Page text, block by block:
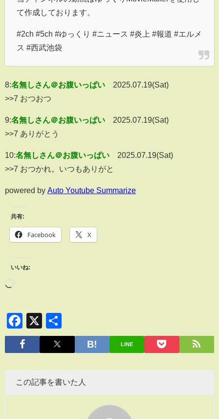
て作成しております。
#2ch #5ch #ゆっくり #ニュース #炎上 #報道 #エルメ
ス #西武池袋
8:名無しさん＠お腹いっぱい
2025.07.19(Sat)
>>7 おつおつ
9:名無しさん＠お腹いっぱい
2025.07.19(Sat)
>>7 ありがとう
10:名無しさん＠お腹いっぱい
2025.07.19(Sat)
>>7 おつかれ。いつもありがと
powered by Auto Youtube Summarize
共有:
Facebook X
いいね:
Facebook
X
有
LINE
この記事を書いた人